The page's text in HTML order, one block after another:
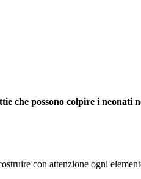
che possono colpire i neonati
con attenzione ogni